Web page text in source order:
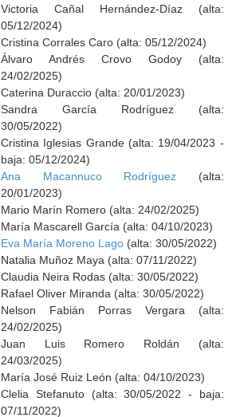
Victoria Cañal Hernández-Díaz (alta:
05/12/2024)
Cristina Corrales Caro (alta: 05/12/2024)
Álvaro Andrés Crovo Godoy (alta:
24/02/2025)
Caterina Duraccio (alta: 20/01/2023)
Sandra García Rodríguez (alta:
30/05/2022)
Cristina Iglesias Grande (alta: 19/04/2023 -
baja: 05/12/2024)
Ana Macannuco Rodríguez (alta:
20/01/2023)
Mario Marín Romero (alta: 24/02/2025)
María Mascarell García (alta: 04/10/2023)
Eva María Moreno Lago(alta: 30/05/2022)
Natalia Muñoz Maya (alta: 07/11/2022)
Claudia Neira Rodas (alta: 30/05/2022)
Rafael Oliver Miranda (alta: 30/05/2022)
Nelson Fabián Porras Vergara (alta:
24/02/2025)
Juan Luis Romero Roldán (alta:
24/03/2025)
María José Ruiz León (alta: 04/10/2023)
Clelia Stefanuto (alta: 30/05/2022 - baja:
07/11/2022)